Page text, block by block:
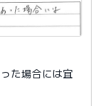
た場合には宜